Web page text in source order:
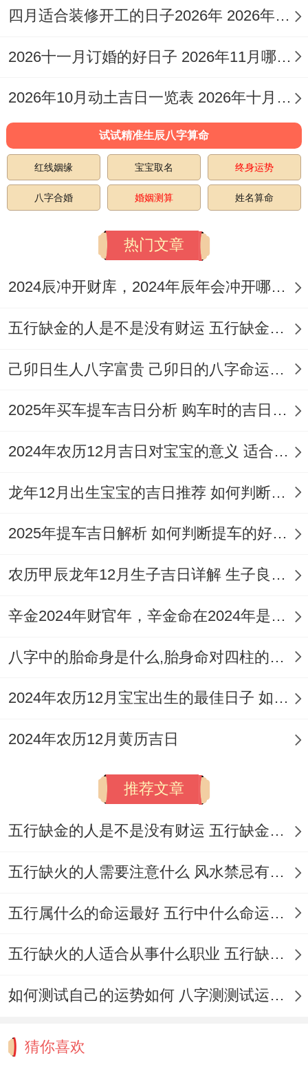
阳历 :2026年6月5日星期五
【宜】结婚 嫁娶、祭拜 祭祀、开光、祈
福、祈祷、生子 求子 求嗣、旅行 出游 出
行、出火、拆卸、翻新 修造。
【冲】冲龙（戊辰）| 岁破方位：北方
【九星吉凶】四曲星（利文昌星）
✓强效匹配:婚典仪式、祭祖告天、开光祈福
✓附加吉兆:求子愿望、蜜月出行、新房整理
财位:正东（宜摆放书籍或绿植）
喜神:西北（利于求婚订婚）
吉时:午时（11:00-13：00）建议再此区间完
:2026年6月15日星期一
农历：丙午年五月初一日
天干地支:丙午 甲午 乙亥
【宜】结婚 嫁娶、开光、祭拜 祭祀、祈
徙、搬迁新宅 乔迁新居 入宅。
【忌】纳采、订婚 订盟、安床、谢土、破
【九星吉凶】一白贪狼星（吉星旺人缘）
✓强效匹配：举办婚礼、点灯开光、祈福祈
✓附加吉兆:远行蜜月、解除旧约、入宅迁居
✗首要规避：采纳提亲、安床设房
✗次要规避:动土破土、谢土仪式
财位:正北（宜放置水景摆设）
核心仪式
四月适合装修开工的日子2026年 2026年四月份适合装修开工的黄道吉日
2026十一月订婚的好日子 2026年11月哪天订婚好
2026年10月动土吉日一览表 2026年十月六日能动土吗
试试精准生辰八字算命
红线姻缘 宝宝取名 终身运势
八字合婚 婚姻测算 姓名算命
热门文章
2024辰冲开财库，2024年辰年会冲开哪些人的财库
五行缺金的人是不是没有财运 五行缺金的人命运好不好
己卯日生人八字富贵 己卯日的八字命运如何
2025年买车提车吉日分析 购车时的吉日与禁忌
2024年农历12月吉日对宝宝的意义 适合龙年宝宝出生的日子有哪些
龙年12月出生宝宝的吉日推荐 如何判断吉日是否适合宝宝
2025年提车吉日解析 如何判断提车的好日子
农历甲辰龙年12月生子吉日详解 生子良辰的影响因素
辛金2024年财官年，辛金命在2024年是财官年还是财印年
八字中的胎命身是什么,胎身命对四柱的影响
2024年农历12月宝宝出生的最佳日子 如何挑选适合的吉日
2024年农历12月黄历吉日
推荐文章
五行缺金的人是不是没有财运 五行缺金的人命运好不好
五行缺火的人需要注意什么 风水禁忌有哪些
五行属什么的命运最好 五行中什么命运势旺盛
五行缺火的人适合从事什么职业 五行缺火的人适合从事的职业有哪些
如何测试自己的运势如何 八字测测试运运程
猜你喜欢